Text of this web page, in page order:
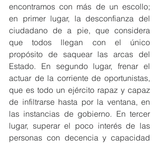
encontramos con más de un escollo;
en primer lugar, la desconfianza del
ciudadano de a pie, que considera
que todos llegan con el único
propósito de saquear las arcas del
Estado. En segundo lugar, frenar el
actuar de la corriente de oportunistas,
que es todo un ejército rapaz y capaz
de infiltrarse hasta por la ventana, en
las instancias de gobierno. En tercer
lugar, superar el poco interés de las
personas con decencia y capacidad